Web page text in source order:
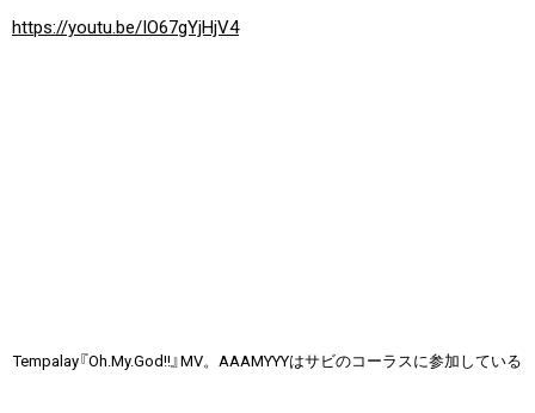
https://youtu.be/IO67gYjHjV4
Tempalay『Oh.My.God!!』MV。AAAMYYYはサビのコーラスに参加している